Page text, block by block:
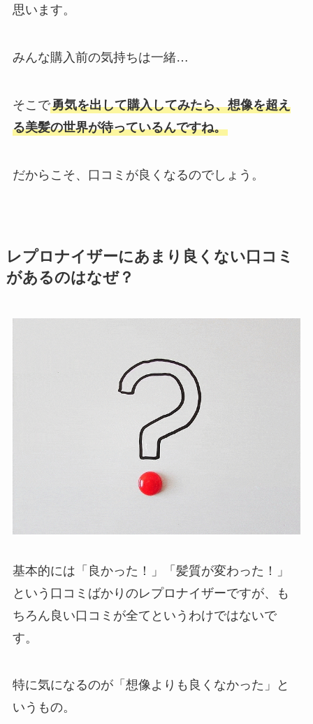
思います。
みんな購入前の気持ちは一緒…
そこで勇気を出して購入してみたら、想像を超え
る美髪の世界が待っているんですね。
だからこそ、口コミが良くなるのでしょう。
レプロナイザーにあまり良くない口コミ
があるのはなぜ？
基本的には「良かった！」「髪質が変わった！」
という口コミばかりのレプロナイザーですが、も
ちろん良い口コミが全てというわけではないで
す。
特に気になるのが「想像よりも良くなかった」と
いうもの。